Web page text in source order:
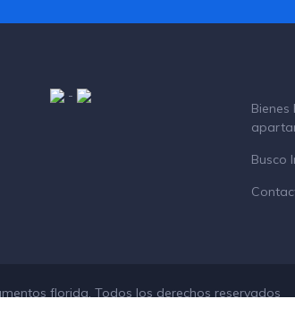
-
Busco
florida. Todos los derechos reservados